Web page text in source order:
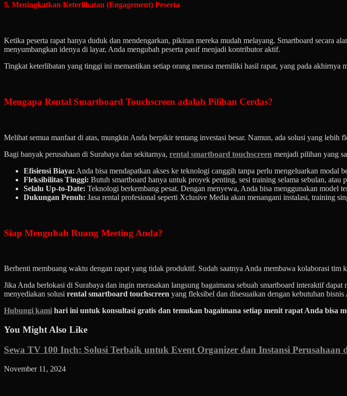
5. Meningkatkan Keterlibatan (Engagement) Peserta
Ketika peserta rapat hanya duduk dan mendengarkan, pikiran mereka mudah melayang. Smartboard secara
menyumbangkan idenya di layar, Anda mengubah peserta pasif menjadi kontributor aktif.
Tingkat keterlibatan yang tinggi ini memastikan setiap orang merasa memiliki hasil rapat, yang pada
Mengapa Rental Smartboard Touchscreen adalah Pilihan Cerdas?
Melihat semua manfaat di atas, mungkin Anda berpikir tentang investasi besar. Namun, ada solusi yang lebih
Bagi banyak perusahaan di Surabaya dan sekitarnya, rental smartboard touchscreen menjadi pilihan yang
Efisiensi Biaya: Anda bisa mendapatkan akses ke teknologi canggih tanpa perlu mengeluarkan modal
Fleksibilitas Tinggi: Butuh smartboard hanya untuk proyek penting, sesi training selama sebulan, atau
Selalu Up-to-Date: Teknologi berkembang pesat. Dengan menyewa, Anda bisa menggunakan model
Dukungan Penuh: Jasa rental profesional seperti Xclusive Media akan menangani instalasi, training
Siap Mengubah Ruang Meeting Anda?
Berhenti membuang waktu dengan rapat yang tidak produktif. Sudah saatnya Anda membawa kolaborasi tim
Jika Anda berlokasi di Surabaya dan ingin merasakan langsung bagaimana sebuah smartboard interaktif
menyediakan solusi rental smartboard touchscreen yang fleksibel dan disesuaikan dengan kebutuhan bisnis
Hubungi kami hari ini untuk konsultasi gratis dan temukan bagaimana setiap menit rapat Anda bisa
You Might Also Like
Sewa TV 100 Inch: Solusi Terbaik untuk Event Organizer dan Instansi Perusahaan
November 11, 2024